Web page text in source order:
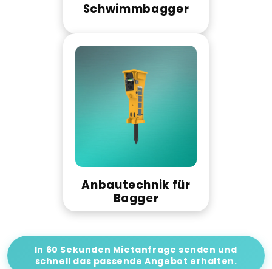
Schwimmbagger
Anbautechnik für
Bagger
In 60 Sekunden Mietanfrage senden und
schnell das passende Angebot erhalten.